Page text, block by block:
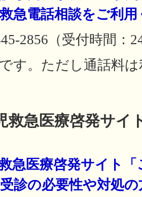
急電話相談をご利
2856（受付時間：
す。ただし通話料
救急医療啓発サイ
急医療啓発サイト
診の必要性や対処